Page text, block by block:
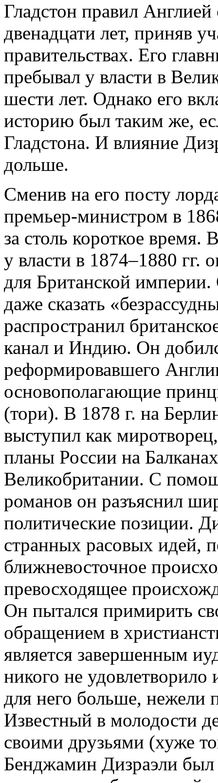
Гладстон правил
двенадцати лет, приняв
правительствах. Его
пребывал у власти в
шести лет. Однако его
историю был таким же,
Гладстона. И влияние
дольше.
Сменив на его посту
премьер-министром в
за столь короткое
у власти в 1874–1880 гг.
для Британской
даже сказать
распространил
канал и Индию. Он
реформировавшего
основополагающие
(тори). В 1878 г. на
выступил как
планы России на
Великобритании. С
романов он разъяснил
политические позиции.
странных расовых идей,
ближневосточное
превосходящее
Он пытался примирить
обращением в
является завершенным
никого не
для него больше, нежели
Известный в молодости
своими друзьями (хуже
Бенджамин Дизраэли